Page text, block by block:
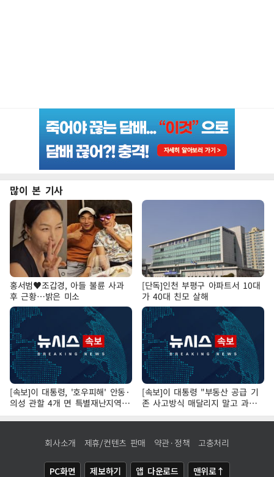
많이 본 기사
홍서범♥조갑경, 아들 불륜 사과
후 근황…밝은 미소
[단독]인천 부평구 아파트서 10대
가 40대 친모 살해
[속보]이 대통령, '호우피해' 안동·
의성 관할 4개 면 특별재난지역
선포
[속보]이 대통령 "부동산 공급 기
존 사고방식 매달리지 말고 과감
히 실천"
회사소개 제휴/컨텐츠 판매 약관·정책 고충처리
PC화면 제보하기 앱 다운로드 맨위로↑